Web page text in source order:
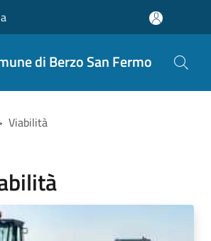
di Berzo San Fermo
Viabilità